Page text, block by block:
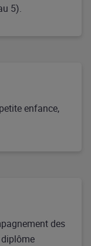
5).
enfance,
des